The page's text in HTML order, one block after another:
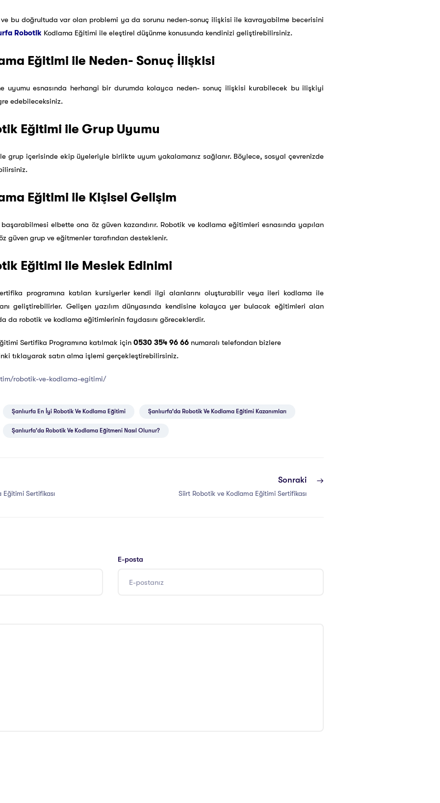
bu doğrultuda var olan problemi ya da sorunu neden-sonuç ilişkisi ile kavrayabilme becerisini
Robotik Kodlama Eğitimi ile eleştirel düşünme konusunda kendinizi geliştirebilirsiniz.
Eğitimi ile Neden- Sonuç İlişkisi
uyumu esnasında herhangi bir durumda kolayca neden- sonuç ilişkisi kurabilecek bu ilişkiyi
edebileceksiniz.
Eğitimi ile Grup Uyumu
grup içerisinde ekip üyeleriyle birlikte uyum yakalamanız sağlanır. Böylece, sosyal çevrenizde
Eğitimi ile Kişisel Gelişim
elbette ona öz güven kazandırır. Robotik ve kodlama eğitimleri esnasında yapılan
güven grup ve eğitmenler tarafından desteklenir.
Eğitimi ile Meslek Edinimi
programına katılan kursiyerler kendi ilgi alanlarını oluşturabilir veya ileri kodlama ile
geliştirebilirler. Gelişen yazılım dünyasında kendisine kolayca yer bulacak eğitimleri alan
da robotik ve kodlama eğitimlerinin faydasını göreceklerdir.
Sertifika Programına katılmak için 0530 354 96 66 numaralı telefondan bizlere
tıklayarak satın alma işlemi gerçekleştirebilirsiniz.
robotik-ve-kodlama-egitimi/
Şanlıurfa En İyi Robotik Ve Kodlama Eğitimi Şanlıurfa'da Robotik Ve Kodlama Eğitimi Kazanımları
Şanlıurfa'da Robotik Ve Kodlama Eğitmeni Nasıl Olunur?
Sertifikası
Sonraki
Siirt Robotik ve Kodlama Eğitimi Sertifikası
E-posta